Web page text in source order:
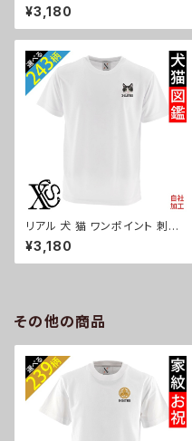
繍 柔らかい肌触り 4.7オンス ド
ライ 半袖 Tシャツ シルキ-タッ
チ 吸水速乾 UVカット 雑貨 グッ
丸に 五瓜 桔梗 巴 藤 羽 菱 唐
花 木瓜 蔦 桐 クリスマス メンズ
レディース ori-am-tst7-r07-
s
¥3,180
リアル 犬 猫 ワンポイント 刺繍
柔らかい肌触り 4.7オンス ドラ
イ 半袖 Tシャツ シルキ-タッチ
吸水速乾 UVカット 雑貨 グッズ
ビションフリーゼ クリスマス メ
g10-s
¥3,180
その他の商品